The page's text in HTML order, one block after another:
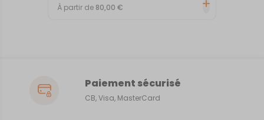
À partir de 80,00€
Paiement sécurisé
CB, Visa, MasterCard